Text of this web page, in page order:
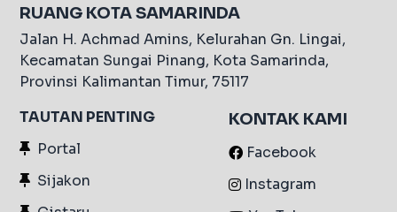
RUANG KOTA SAMARINDA
Jalan H. Achmad Amins, Kelurahan Gn. Lingai,
Kecamatan Sungai Pinang, Kota Samarinda,
Provinsi Kalimantan Timur, 75117
TAUTAN PENTING
Portal
Sijakon
KONTAK KAMI
Facebook
Instagram